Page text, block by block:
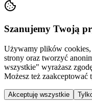
Szanujemy Twoją
Używamy plików cookies,
strony oraz tworzyć
wszystkie" wyrażasz
Możesz też zaakceptować
Akceptuję wszystkie